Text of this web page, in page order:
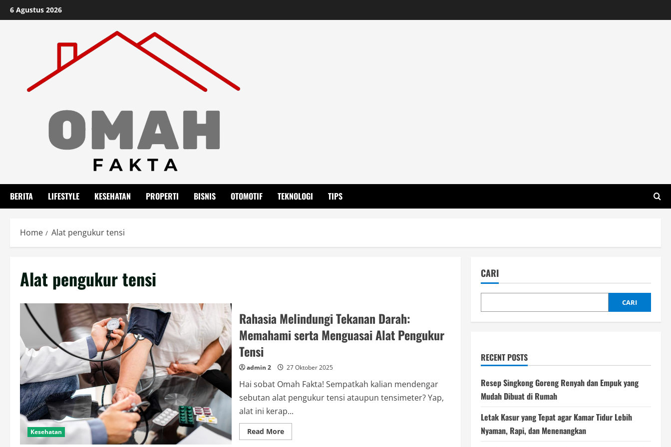
Skip
to
6 Agustus 2026
BERITA LIFESTYLE KESEHATAN PROPERTI BISNIS OTOMOTIF TEKNOLOGI TIPS
Home Alat pengukur tensi
Alat pengukur tensi
Kesehatan
Rahasia Melindungi Tekanan Darah:
Memahami serta Menguasai Alat Pengukur
Tensi
admin 2 27 Oktober 2025
Hai sobat Omah Fakta! Sempatkah kalian mendengar
sebutan alat pengukur tensi ataupun tensimeter? Yap,
alat ini kerap...
Read MoreRead
more
CARI
CARI
RECENT POSTS
Resep Singkong Goreng Renyah dan Empuk yang
Mudah Dibuat di Rumah
Letak Kasur yang Tepat agar Kamar Tidur Lebih
Nyaman, Rapi, dan Menenangkan